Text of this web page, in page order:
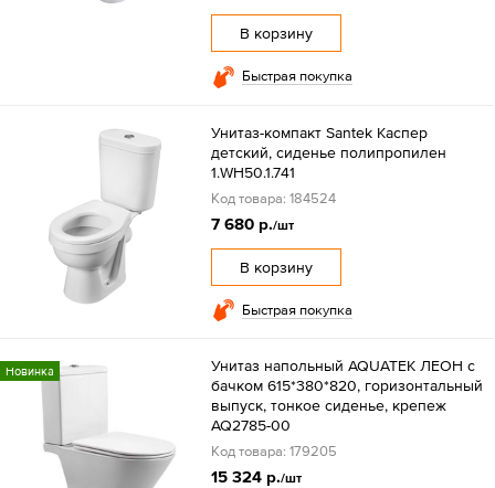
В корзину
Быстрая покупка
Унитаз-компакт Santek Каспер
детский, сиденье полипропилен
1.WH50.1.741
Код товара: 184524
7 680 р./шт
В корзину
Быстрая покупка
Новинка
Унитаз напольный AQUATEK ЛЕОН с
бачком 615*380*820, горизонтальный
выпуск, тонкое сиденье, крепеж
AQ2785-00
Код товара: 179205
15 324 р./шт